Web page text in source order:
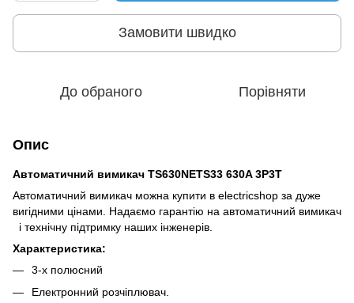
Замовити швидко
До обраного Порівняти
Опис
Автоматичний вимикач TS630NETS33 630A 3P3T
Автоматичний вимикач можна купити в electricshop за дуже
вигідними цінами. Надаємо гарантію на автоматичний вимикач
і технічну підтримку наших інженерів.
Характеристика:
3-х полюсний
Електронний розчіплювач.